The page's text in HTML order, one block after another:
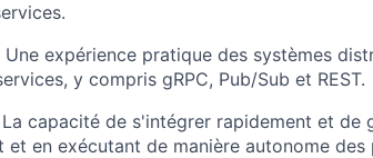
Une expérience pratique des systèmes
y compris gRPC, Pub/Sub et REST.
La capacité de s'intégrer rapidement et de
en exécutant de manière autonome des